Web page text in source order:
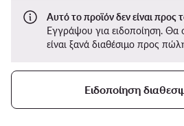
Αυτό το προϊόν δεν είναι προς
Εγγράψου για ειδοποίηση. Θα
είναι ξανά διαθέσιμο προς
Ειδοποίηση